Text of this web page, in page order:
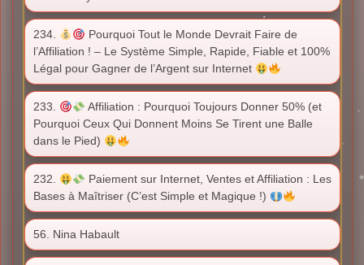
234.
Pourquoi Tout le Monde Devrait Faire de
l’Affiliation ! – Le Système Simple, Rapide, Fiable et 100%
Légal pour Gagner de l’Argent sur Internet
233.
Affiliation : Pourquoi Toujours Donner 50% (et
Pourquoi Ceux Qui Donnent Moins Se Tirent une Balle
dans le Pied)
232.
Paiement sur Internet, Ventes et Affiliation : Les
Bases à Maîtriser (C’est Simple et Magique !)
56. Nina Habault